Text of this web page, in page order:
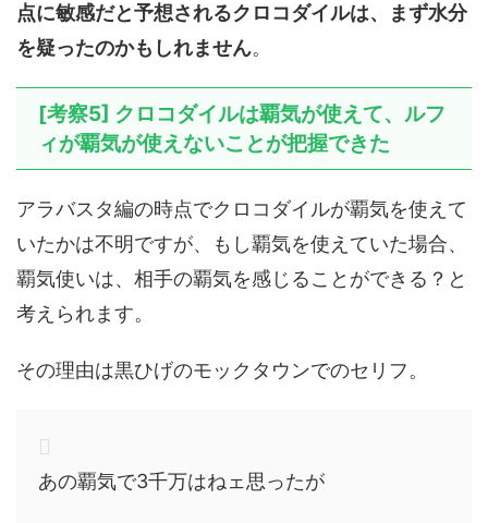
点に敏感だと予想されるクロコダイルは、
まず水分
を疑ったのかもしれません。
[考察5] クロコダイルは覇気が使えて、ルフ
ィが覇気が使えないことが把握できた
アラバスタ編の時点でクロコダイルが覇気を使えて
いたかは不明ですが、もし覇気を使えていた場合、
覇気使いは、相手の覇気を感じることができる？と
考えられます。
その理由は黒ひげのモックタウンでのセリフ。
あの覇気で3千万はねェ思ったが